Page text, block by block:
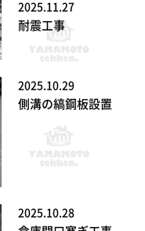
2025.11.27
耐震工事
2025.10.29
側溝の縞鋼板設置
2025.10.28